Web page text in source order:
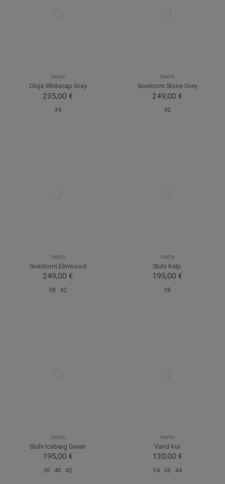
TANTA
Oluja Whitecap Gray
235,00 €
34
TANTA
Snestorm Stone Grey
249,00 €
42
TANTA
Snestorm Elmwood
249,00 €
38 42
TANTA
Stuhi Kelp
195,00 €
38
TANTA
Stuhi Iceberg Green
195,00 €
36 40 42
TANTA
Vand Koi
130,00 €
34 36 44